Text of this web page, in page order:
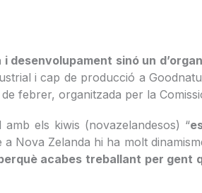
sinó un
i cap de producció a
de febrer, organitzada per la
els kiwis (novazelandesos) “
Nova Zelanda hi ha molt
acabes treballant per gent